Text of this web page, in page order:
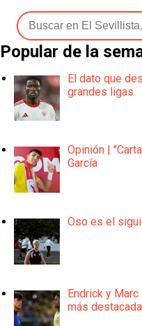
Popular de la
El dato que
grandes ligas
Opinión |
García
Oso es el
Endrick y
más